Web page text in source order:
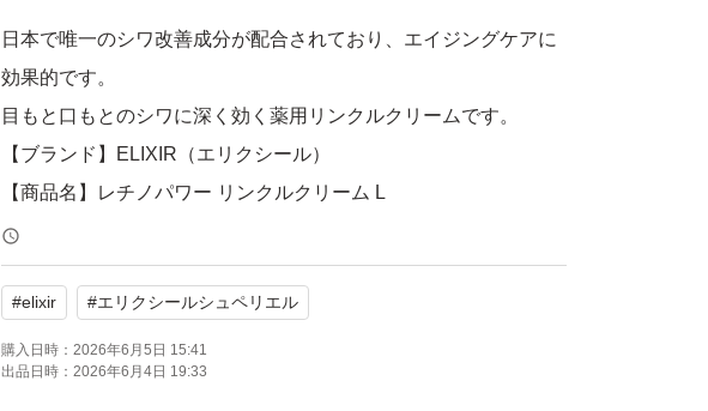
日本で唯一のシワ改善成分が配合されており、エイジングケアに
効果的です。
目もと口もとのシワに深く効く薬用リンクルクリームです。
【ブランド】ELIXIR（エリクシール）
【商品名】レチノパワー リンクルクリーム L
【容量】22g
【商品の状態】新品未開封
◆購入時期：2026年 4月
#elixir #エリクシールシュペリエル
購入日時： 2026年6月5日 15:41
出品日時： 2026年6月4日 19:33